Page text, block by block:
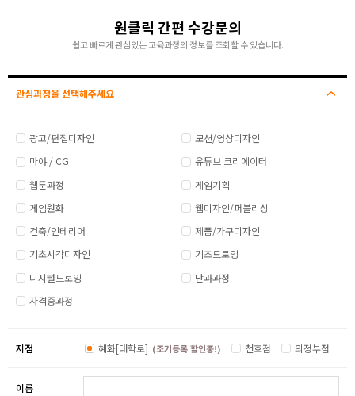
원클릭 간편 수강문의
쉽고 빠르게 관심있는 교육과정의 정보를 조회할 수 있습니다.
관심과정을 선택해주세요
광고/편집디자인
모션/영상디자인
마야 / CG
유튜브 크리에이터
웹툰과정
게임기획
게임원화
웹디자인/퍼블리싱
건축/인테리어
제품/가구디자인
기초시각디자인
기초드로잉
디지털드로잉
단과과정
자격증과정
지점 혜화[대학로] (조기등록 할인중!) 천호점 의정부점
이름